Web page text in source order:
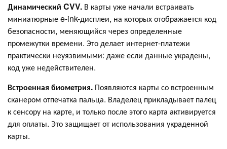
Динамический CVV. В карты уже начали встраивать
миниатюрные e-ink-дисплеи, на которых отображается код
безопасности, меняющийся через определенные
промежутки времени. Это делает интернет-платежи
практически неуязвимыми: даже если данные украдены,
код уже недействителен.
Встроенная биометрия. Появляются карты со встроенным
сканером отпечатка пальца. Владелец прикладывает палец
к сенсору на карте, и только после этого карта активируется
для оплаты. Это защищает от использования украденной
карты.